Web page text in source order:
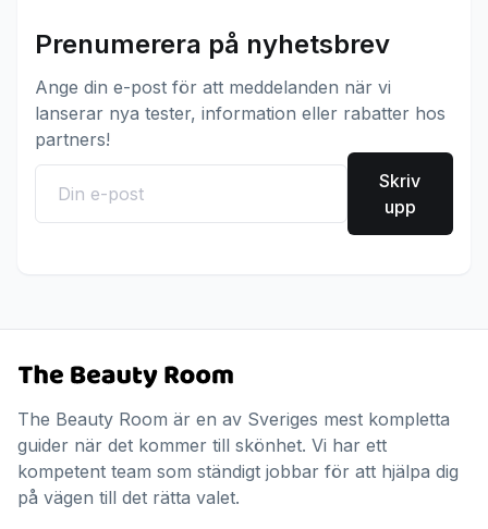
Prenumerera på nyhetsbrev
Ange din e-post för att meddelanden när vi
lanserar nya tester, information eller rabatter hos
partners!
Skriv
upp
The Beauty Room är en av Sveriges mest kompletta
guider när det kommer till skönhet. Vi har ett
kompetent team som ständigt jobbar för att hjälpa dig
på vägen till det rätta valet.